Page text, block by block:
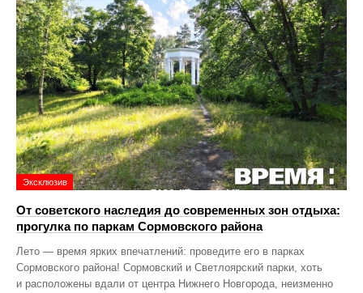
Эксклюзив
От советского наследия до современных зон отдыха:
прогулка по паркам Сормовского района
Лето — время ярких впечатлений: проведите его в парках
Сормовского района! Сормовский и Светлоярский парки, хоть
и расположены вдали от центра Нижнего Новгорода, неизменно